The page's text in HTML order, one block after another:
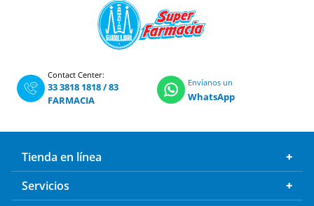
Contact Center:
33 3818 1818/83
FARMACIA
Envíanos un
WhatsApp
Tienda en línea
Servicios